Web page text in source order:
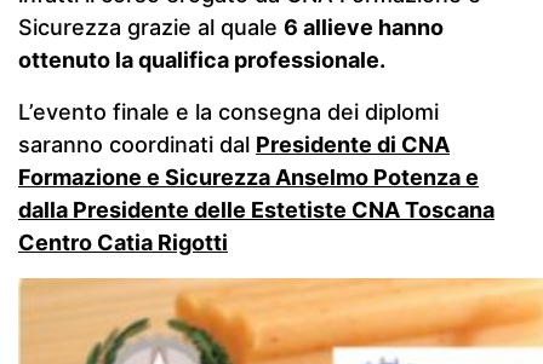
Sicurezza grazie al quale 6 allieve hanno
ottenuto la qualifica professionale.
L’evento finale e la consegna dei diplomi
saranno coordinati dal Presidente di CNA
Formazione e Sicurezza Anselmo Potenza e
dalla Presidente delle Estetiste CNA Toscana
Centro Catia Rigotti